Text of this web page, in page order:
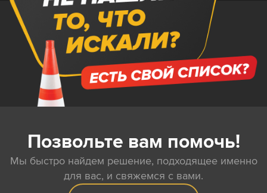
Позвольте вам помочь!
Мы быстро найдем решение, подходящее именно
для вас, и свяжемся с вами.